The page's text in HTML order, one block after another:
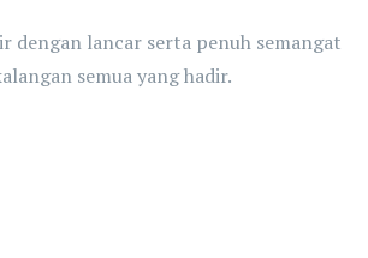
dengan lancar serta penuh semangat
semua yang hadir.